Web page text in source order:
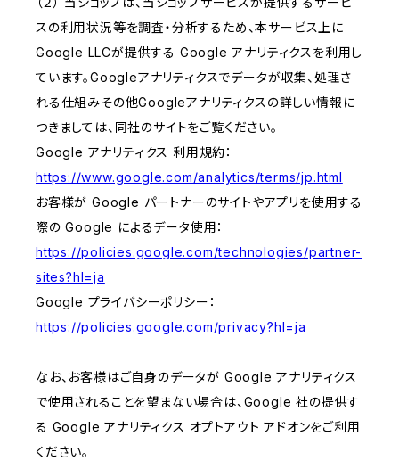
スの利用状況等を調査・分析するため、本サービス上に
Google LLCが提供する Google アナリティクスを利用し
ています。Googleアナリティクスでデータが収集、処理さ
れる仕組みその他Googleアナリティクスの詳しい情報に
つきましては、同社のサイトをご覧ください。
Google アナリティクス 利用規約：
https://www.google.com/analytics/terms/jp.html
お客様が Google パートナーのサイトやアプリを使用する
際の Google によるデータ使用：
https://policies.google.com/technologies/partner-
sites?hl=ja
Google プライバシーポリシー：
https://policies.google.com/privacy?hl=ja
なお、お客様はご自身のデータが Google アナリティクス
で使用されることを望まない場合は、Google 社の提供す
る Google アナリティクス オプトアウト アドオンをご利用
ください。